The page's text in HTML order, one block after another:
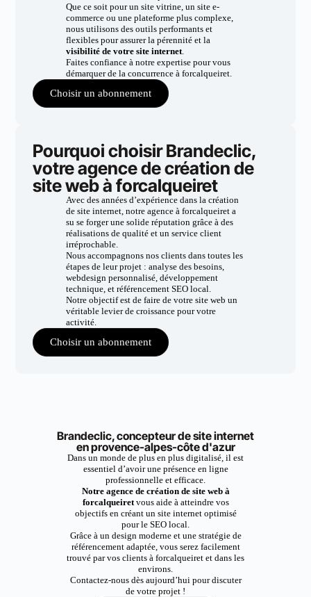
Que ce soit pour un site vitrine, un site e-
commerce ou une plateforme plus complexe,
nous utilisons des outils performants et
flexibles pour assurer la pérennité et la
visibilité de votre site internet.
Faites confiance à notre expertise pour vous
démarquer de la concurrence à forcalqueiret.
Choisir un abonnement
Pourquoi choisir Brandeclic,
votre agence de création de
site web à forcalqueiret
Avec des années d’expérience dans la création
de site internet, notre agence à forcalqueiret a
su se forger une solide réputation grâce à des
réalisations de qualité et un service client
irréprochable.
Nous accompagnons nos clients dans toutes les
étapes de leur projet : analyse des besoins,
webdesign personnalisé, développement
technique, et référencement SEO local.
Notre objectif est de faire de votre site web un
véritable levier de croissance pour votre
activité.
Choisir un abonnement
Brandeclic, concepteur de site internet
en provence-alpes-côte d'azur
Dans un monde de plus en plus digitalisé, il est
essentiel d’avoir une présence en ligne
professionnelle et efficace.
Notre agence de création de site web à
forcalqueiretvous aide à atteindre vos
objectifs en créant un site internet optimisé
pour le SEO local.
Grâce à un design moderne et une stratégie de
référencement adaptée, vous serez facilement
trouvé par vos clients à forcalqueiret et dans les
environs.
Contactez-nous dès aujourd’hui pour discuter
de votre projet !